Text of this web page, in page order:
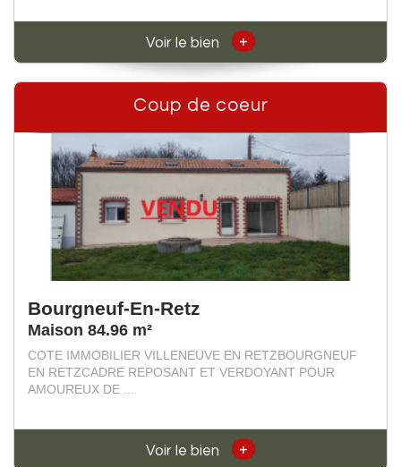
Voir le bien +
Coup de coeur
Bourgneuf-En-Retz
Maison 84.96 m²
COTE IMMOBILIER VILLENEUVE EN RETZBOURGNEUF
EN RETZCADRE REPOSANT ET VERDOYANT POUR
AMOUREUX DE ...
Voir le bien +